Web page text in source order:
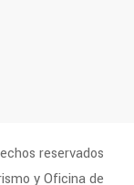
reservados
y Oficina de